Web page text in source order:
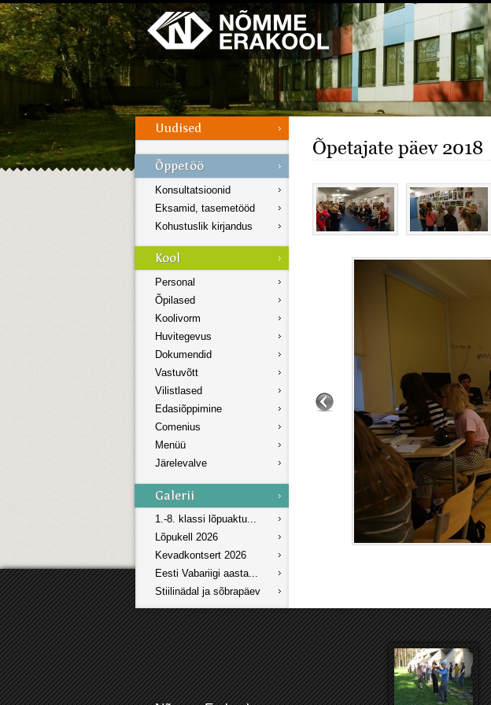
Menüü
Galerii
Konsultatsioonid
Eksamid, tasemetööd
Kohustuslik kirjandus
Personal
Õpilased
Koolivorm
Huvitegevus
Dokumendid
Vastuvõtt
Vilistlased
Edasiõppimine
Comenius
Menüü
Järelevalve
1.-8. klassi lõpuaktu...
Lõpukell 2026
Kevadkontsert 2026
Eesti Vabariigi aasta...
Stiilinädal ja sõbrapäev
Õpetajate päev 2018